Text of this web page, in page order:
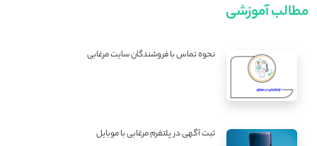
مطالب آموزشی
نحوه تماس با فروشندگان سایت مرغابی
ثبت آگهی در پلتفرم مرغابی با موبایل